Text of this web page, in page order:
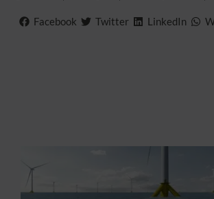
Facebook Twitter LinkedIn